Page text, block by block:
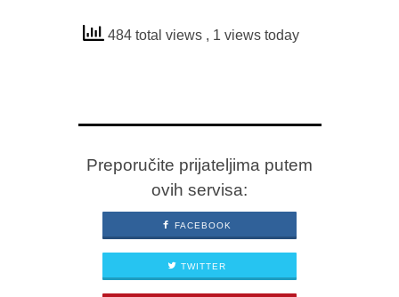
484 total views , 1 views today
Preporučite prijateljima putem
ovih servisa:
FACEBOOK
TWITTER